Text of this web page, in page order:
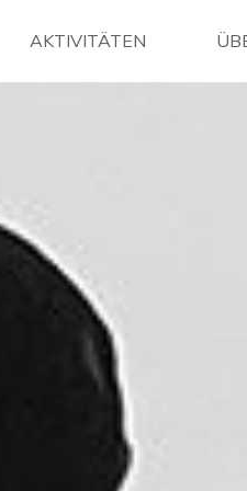
AKTIVITÄTEN